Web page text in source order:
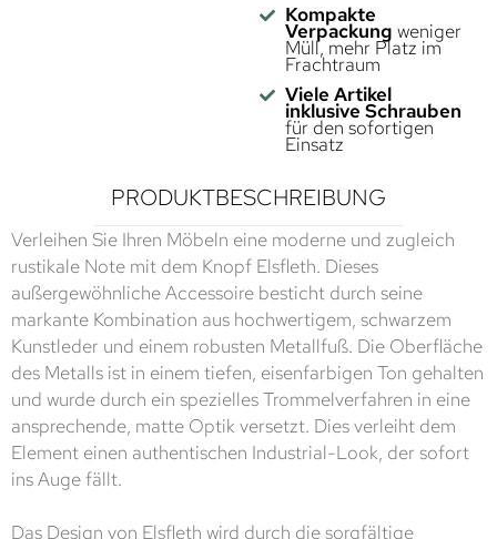
Kompakte
Verpackung weniger
Müll, mehr Platz im
Frachtraum
Viele Artikel
inklusive Schrauben
für den sofortigen
Einsatz
PRODUKTBESCHREIBUNG
Verleihen Sie Ihren Möbeln eine moderne und zugleich
rustikale Note mit dem Knopf Elsfleth. Dieses
außergewöhnliche Accessoire besticht durch seine
markante Kombination aus hochwertigem, schwarzem
Kunstleder und einem robusten Metallfuß. Die Oberfläche
des Metalls ist in einem tiefen, eisenfarbigen Ton gehalten
und wurde durch ein spezielles Trommelverfahren in eine
ansprechende, matte Optik versetzt. Dies verleiht dem
Element einen authentischen Industrial-Look, der sofort
ins Auge fällt.
Das Design von Elsfleth wird durch die sorgfältige